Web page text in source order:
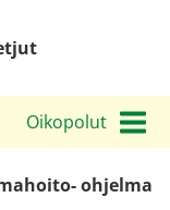
Oikopolut
ohjelma